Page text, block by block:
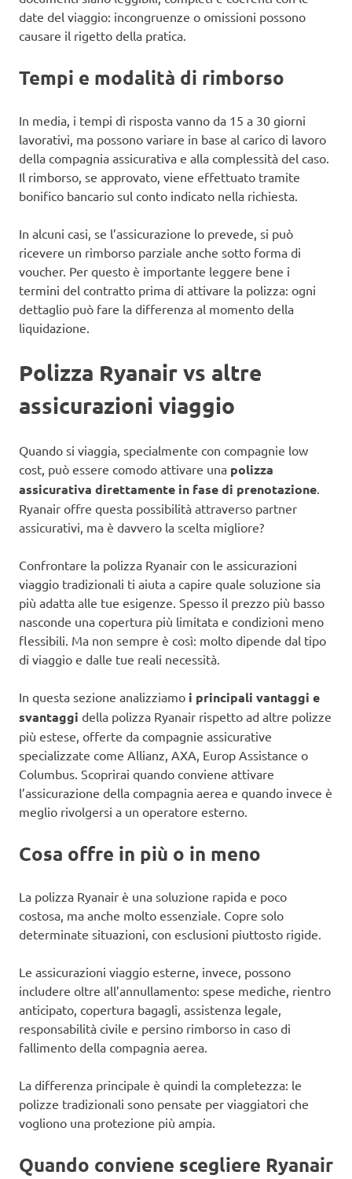
date del viaggio: incongruenze o omissioni possono
causare il rigetto della pratica.
Tempi e modalità di rimborso
In media, i tempi di risposta vanno da 15 a 30 giorni
lavorativi, ma possono variare in base al carico di lavoro
della compagnia assicurativa e alla complessità del caso.
Il rimborso, se approvato, viene effettuato tramite
bonifico bancario sul conto indicato nella richiesta.
In alcuni casi, se l’assicurazione lo prevede, si può
ricevere un rimborso parziale anche sotto forma di
voucher. Per questo è importante leggere bene i
termini del contratto prima di attivare la polizza: ogni
dettaglio può fare la differenza al momento della
liquidazione.
Polizza Ryanair vs altre
assicurazioni viaggio
Quando si viaggia, specialmente con compagnie low
cost, può essere comodo attivare una polizza
assicurativa direttamente in fase di prenotazione
Ryanair offre questa possibilità attraverso partner
assicurativi, ma è davvero la scelta migliore?
Confrontare la polizza Ryanair con le assicurazioni
viaggio tradizionali ti aiuta a capire quale soluzione sia
più adatta alle tue esigenze. Spesso il prezzo più basso
nasconde una copertura più limitata e condizioni meno
flessibili. Ma non sempre è così: molto dipende dal tipo
di viaggio e dalle tue reali necessità.
In questa sezione analizziamo i principali vantaggi e
svantaggi della polizza Ryanair rispetto ad altre polizze
più estese, offerte da compagnie assicurative
specializzate come Allianz, AXA, Europ Assistance o
Columbus. Scoprirai quando conviene attivare
l’assicurazione della compagnia aerea e quando invece è
meglio rivolgersi a un operatore esterno.
Cosa offre in più o in meno
La polizza Ryanair è una soluzione rapida e poco
costosa, ma anche molto essenziale. Copre solo
determinate situazioni, con esclusioni piuttosto rigide.
Le assicurazioni viaggio esterne, invece, possono
includere oltre all’annullamento: spese mediche, rientro
anticipato, copertura bagagli, assistenza legale,
responsabilità civile e persino rimborso in caso di
fallimento della compagnia aerea.
La differenza principale è quindi la completezza: le
polizze tradizionali sono pensate per viaggiatori che
vogliono una protezione più ampia.
Quando conviene scegliere Ryanair